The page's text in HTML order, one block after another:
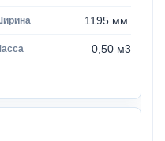
1195 мм.
0,50 м3